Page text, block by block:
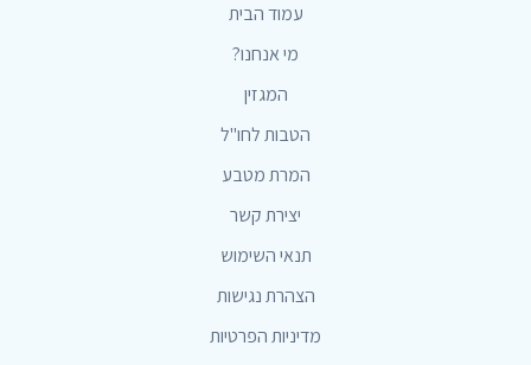
עמוד הבית
מי אנחנו?
המגזין
הטבות לחו"ל
המרת מטבע
יצירת קשר
תנאי השימוש
הצהרת נגישות
מדיניות הפרטיות